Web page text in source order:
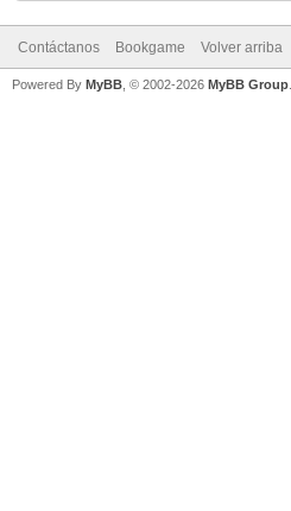
Contáctanos Bookgame Volver arriba
Powered By MyBB , © 2002-2026 MyBB Group